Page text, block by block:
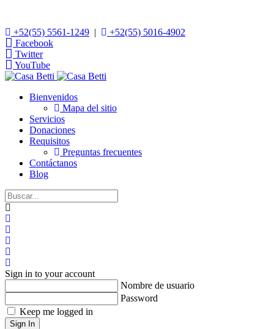
+52(55) 5561-1249 |
+52(55) 5016-4902
Facebook
Twitter
YouTube
Bienvenidos
Mapa del sitio
Servicios
Donaciones
Requisitos
Preguntas frecuentes
Contáctanos
Blog
Sign in to your account
Nombre de usuario
Password
Keep me logged in
Sign In